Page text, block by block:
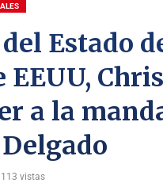
Estado
a la
113 vistas